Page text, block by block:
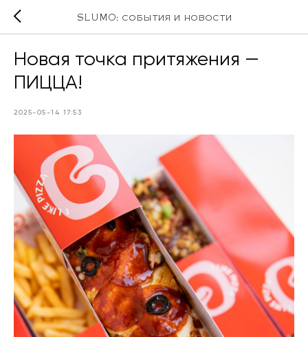
SLUMO: события и новости
Новая точка притяжения —
ПИЦЦА!
2025-05-14 17:53